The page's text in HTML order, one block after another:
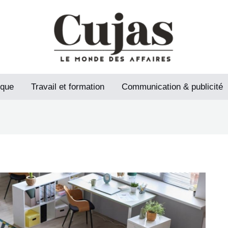
Travail et formation Communication & publicité